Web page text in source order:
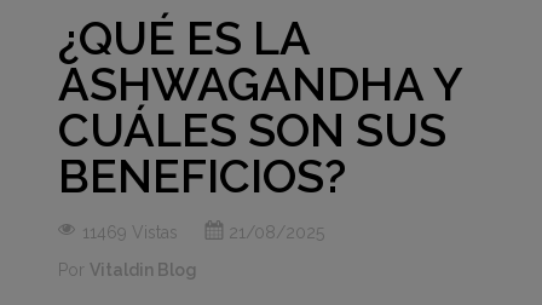
¿QUÉ ES LA
ASHWAGANDHA Y
CUÁLES SON SUS
BENEFICIOS?
11469 Vistas
21/08/2025
Por Vitaldin Blog